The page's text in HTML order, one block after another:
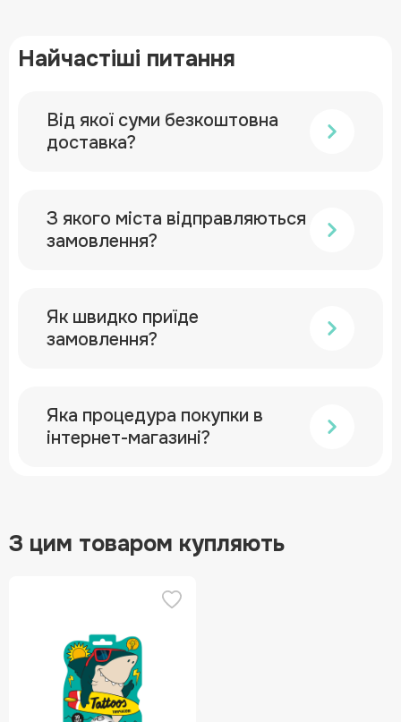
Найчастіші питання
Від якої суми безкоштовна
доставка?
З якого міста відправляються
замовлення?
Як швидко приїде
замовлення?
Яка процедура покупки в
інтернет-магазині?
З цим товаром купляють